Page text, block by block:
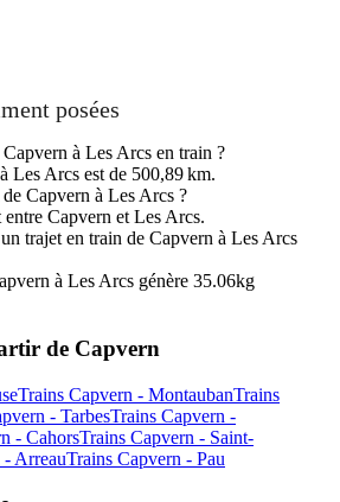
posées
à Les Arcs en train ?
Les Arcs est de 500,89 km.
Capvern à Les Arcs ?
Capvern et Les Arcs.
trajet en train de Capvern à Les Arcs
à Les Arcs génère 35.06kg
de Capvern
Trains Capvern - MontaubanTrains
- TarbesTrains Capvern -
- CahorsTrains Capvern - Saint-
- ArreauTrains Capvern - Pau